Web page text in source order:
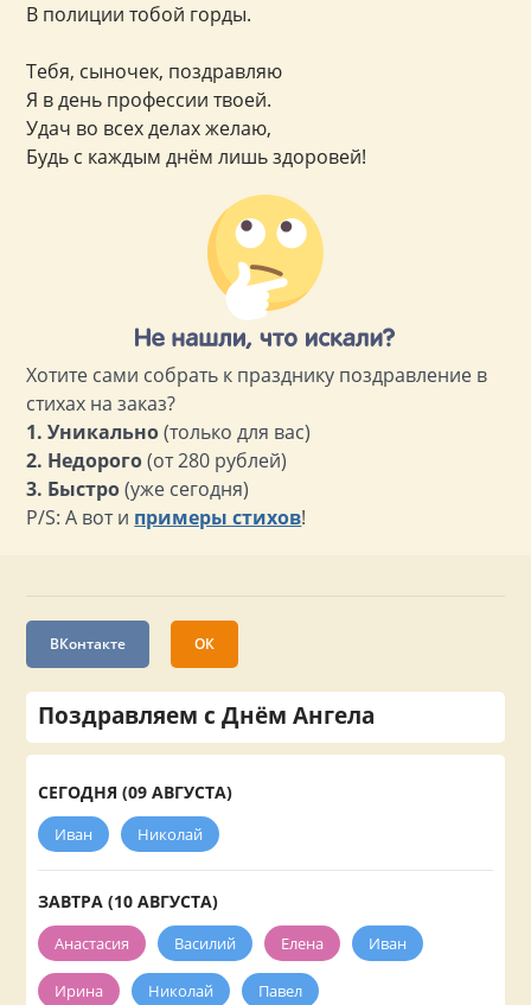
В полиции тобой горды.
Тебя, сыночек, поздравляю
Я в день профессии твоей.
Удач во всех делах желаю,
Будь с каждым днём лишь здоровей!
Хотите сами собрать к празднику поздравление в
стихах на заказ?
1. Уникально(только для вас)
2. Недорого(от 280 рублей)
3. Быстро(уже сегодня)
P/S: А вот и примеры стихов!
ВКонтакте ОК
Поздравляем с Днём Ангела
СЕГОДНЯ (09 АВГУСТА)
Иван Николай
ЗАВТРА (10 АВГУСТА)
Анастасия Василий Елена Иван
Ирина Николай Павел